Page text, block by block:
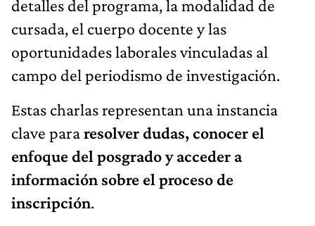
detalles del programa, la modalidad de
cursada, el cuerpo docente y las
oportunidades laborales vinculadas al
campo del periodismo de investigación.
Estas charlas representan una instancia
clave pararesolver dudas, conocer el
enfoque del posgrado y acceder a
información sobre el proceso de
inscripción.